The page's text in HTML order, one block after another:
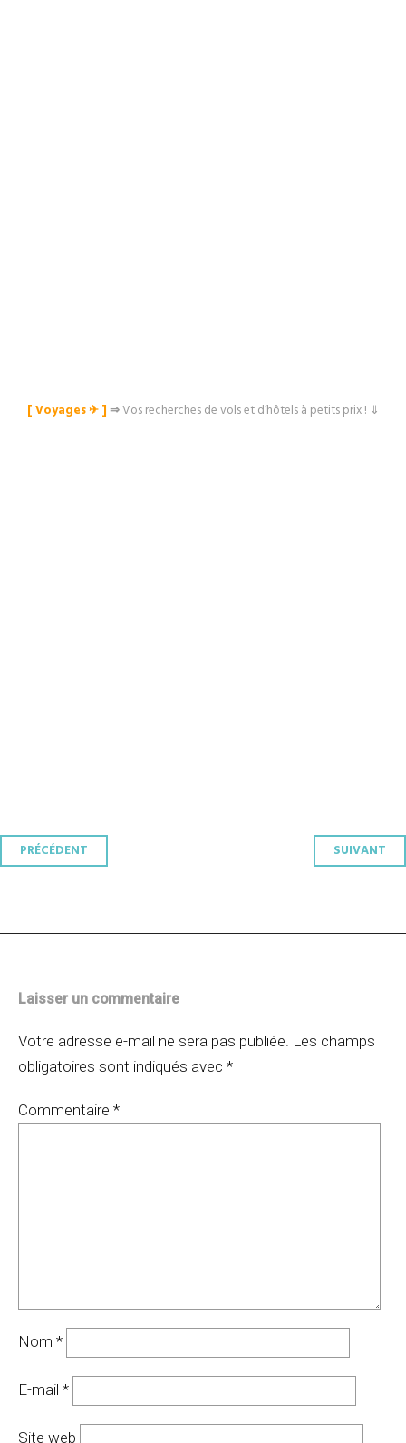
[ Voyages ✈︎ ]⇒Vos recherches de vols et d’hôtels à petits prix ! ⇓
Navigation
PRÉCÉDENT SUIVANT
Laisser un commentaire
Votre adresse e-mail ne sera pas publiée. Les champs
obligatoires sont indiqués avec *
Commentaire *
Nom *
E-mail *
Site web